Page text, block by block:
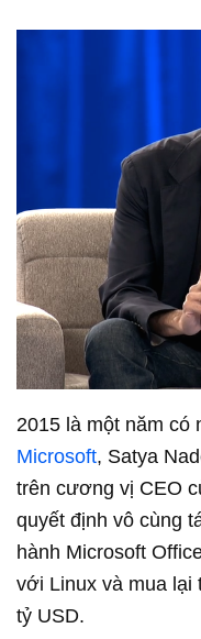
2015 là một năm có
Microsoft, Satya
trên cương vị CEO
quyết định vô cùng
hành Microsoft
với Linux và mua lại
tỷ USD.